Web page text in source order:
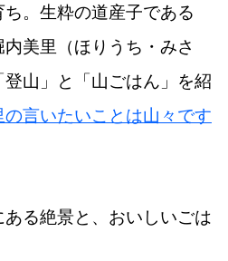
。生粋の道産子である
美里（ほりうち・みさ
山」と「山ごはん」を紹
の言いたいことは山々です
る絶景と、おいしいごは